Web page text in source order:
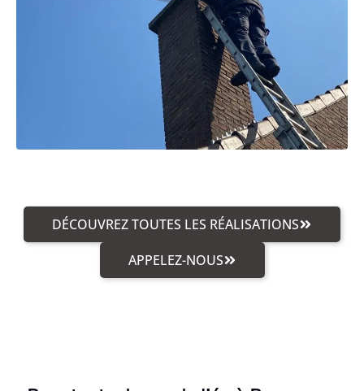
DÉCOUVREZ TOUTES LES RÉALISATIONS
APPELEZ-NOUS